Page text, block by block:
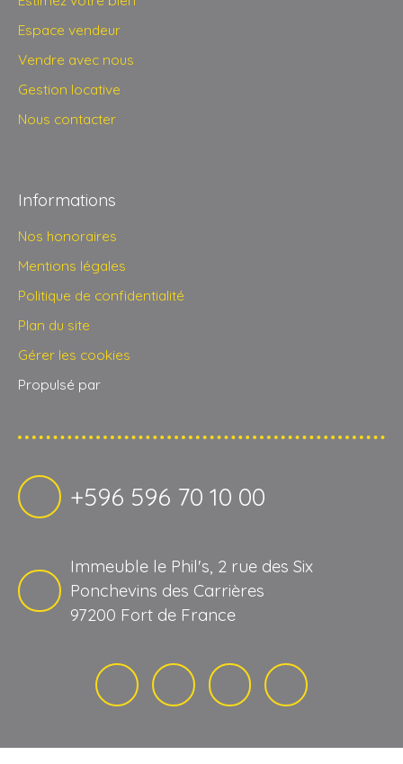
Espace vendeur
Vendre avec nous
Gestion locative
Nous contacter
Informations
Nos honoraires
Mentions légales
Politique de confidentialité
Plan du site
Gérer les cookies
Propulsé par
+596 596 70 10 00
Immeuble le Phil's, 2 rue des Six
Ponchevins des Carrières
97200 Fort de France